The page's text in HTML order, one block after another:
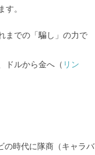
す。
までの「騙し」の力で
ドルから金へ（ リン
の時代に隊商（キャラバ